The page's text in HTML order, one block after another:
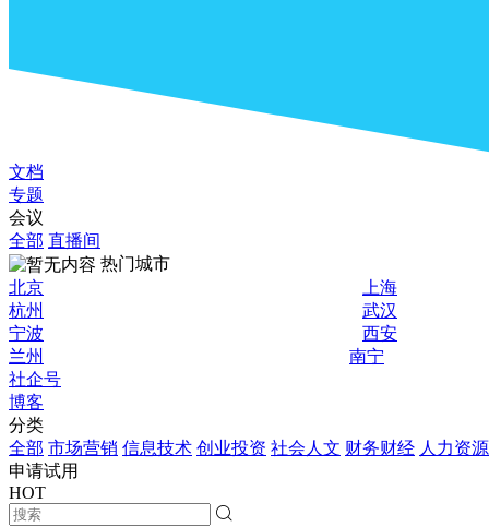
文档
专题
会议
全部 直播间
热门城市
北京
上海
杭州
武汉
宁波
西安
兰州
南宁
社企号
博客
分类
全部 市场营销 信息技术 创业投资 社会人文 财务财经 人力资源
申请试用
HOT